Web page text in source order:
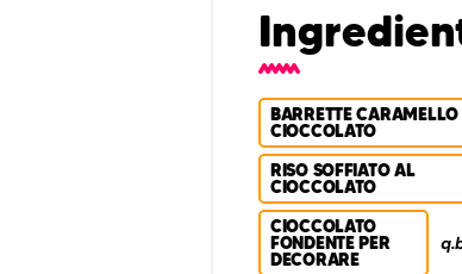
BARRETTE CARAMELLO
CIOCCOLATO
RISO SOFFIATO AL
CIOCCOLATO
CIOCCOLATO
FONDENTE PER
DECORARE